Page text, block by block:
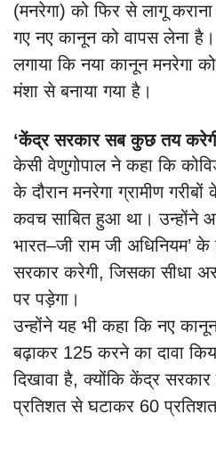
(मनरेगा) को फिर से लागू
गए नए कानून को वापस लेना
लगाया कि नया कानून मनरेगा
मंशा से बनाया गया है।
‘केंद्र सरकार सब कुछ तय
केसी वेणुगोपाल ने कहा कि
के दौरान मनरेगा ग्रामीण
कवच साबित हुआ था। उन्होंने
भारत–जी राम जी
सरकार करेगी, जिसका सीधा
पर पड़ेगा।
उन्होंने यह भी कहा कि नए
बढ़ाकर 125 करने का दावा
दिखावा है, क्योंकि केंद्र सरकार
प्रतिशत से घटाकर 60